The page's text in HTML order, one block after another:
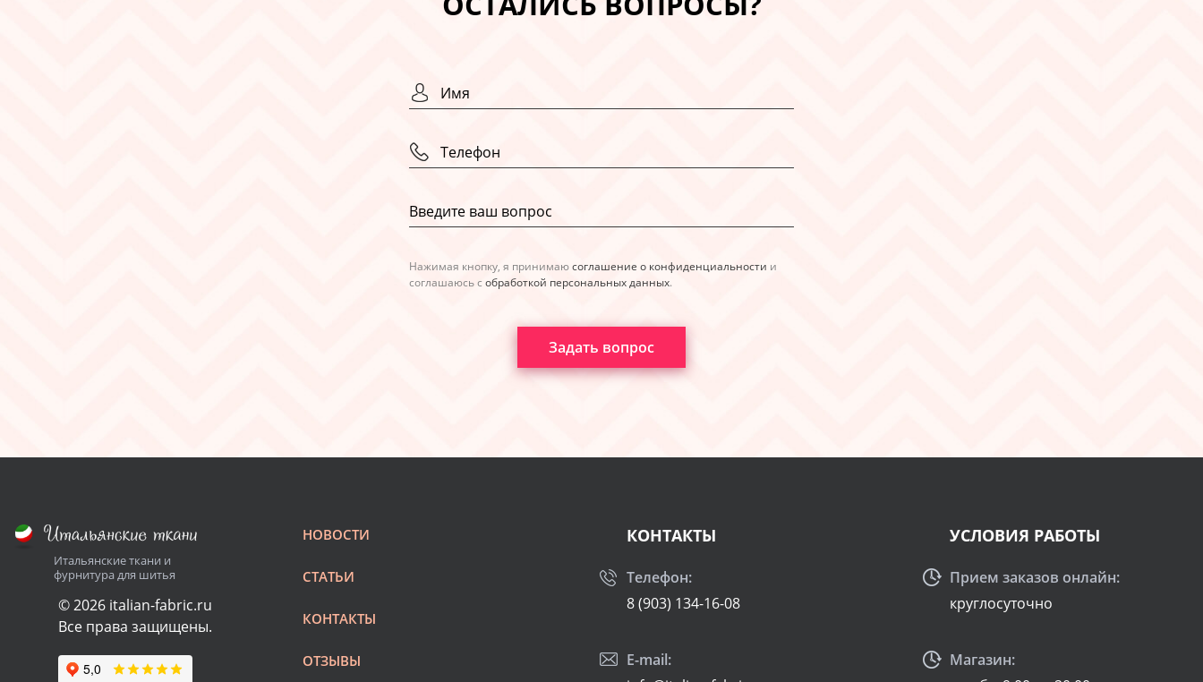
Нажимая кнопку, я принимаюсоглашение о конфиденциальности и
соглашаюсь с обработкой персональных данных.
Задать вопрос
Итальянские ткани и
фурнитура для шитья
© 2026 italian-fabric.ru
Все права защищены.
НОВОСТИ
СТАТЬИ
КОНТАКТЫ
ОТЗЫВЫ
КОНТАКТЫ
Телефон:
8 (903) 134-16-08
E-mail:
УСЛОВИЯ РАБОТЫ
Прием заказов онлайн:
круглосуточно
Магазин: